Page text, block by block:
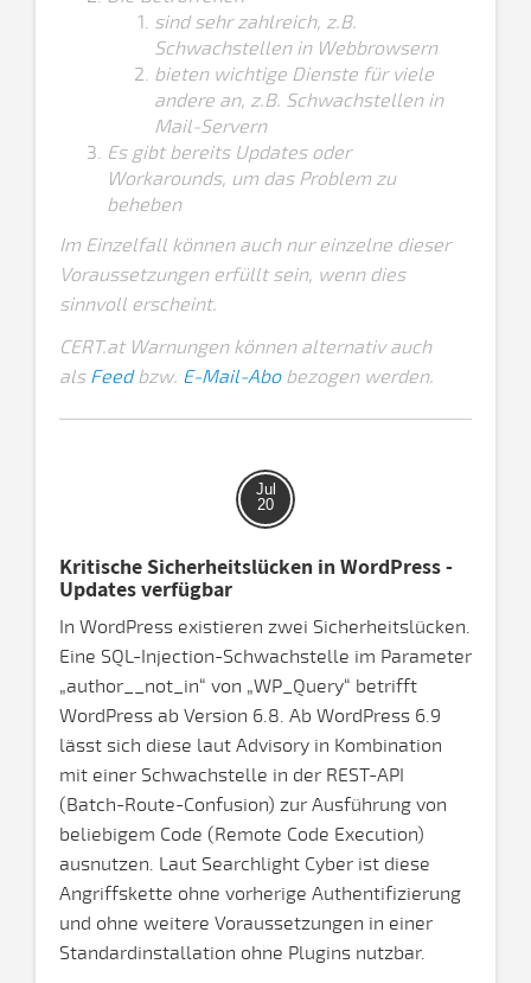
sind sehr zahlreich, z.B.
Schwachstellen in Webbrowsern
bieten wichtige Dienste für viele
andere an, z.B. Schwachstellen in
Mail-Servern
Es gibt bereits Updates oder
Workarounds, um das Problem zu
beheben
Im Einzelfall können auch nur einzelne dieser
Voraussetzungen erfüllt sein, wenn dies
sinnvoll erscheint.
CERT.at Warnungen können alternativ auch
als Feedbzw. E-Mail-Abobezogen werden.
Jul
20
Kritische Sicherheitslücken in WordPress -
Updates verfügbar
In WordPress existieren zwei Sicherheitslücken.
Eine SQL-Injection-Schwachstelle im Parameter
„author__not_in“ von „WP_Query“ betrifft
WordPress ab Version 6.8. Ab WordPress 6.9
lässt sich diese laut Advisory in Kombination
mit einer Schwachstelle in der REST-API
(Batch-Route-Confusion) zur Ausführung von
beliebigem Code (Remote Code Execution)
ausnutzen. Laut Searchlight Cyber ist diese
Angriffskette ohne vorherige Authentifizierung
und ohne weitere Voraussetzungen in einer
Standardinstallation ohne Plugins nutzbar.